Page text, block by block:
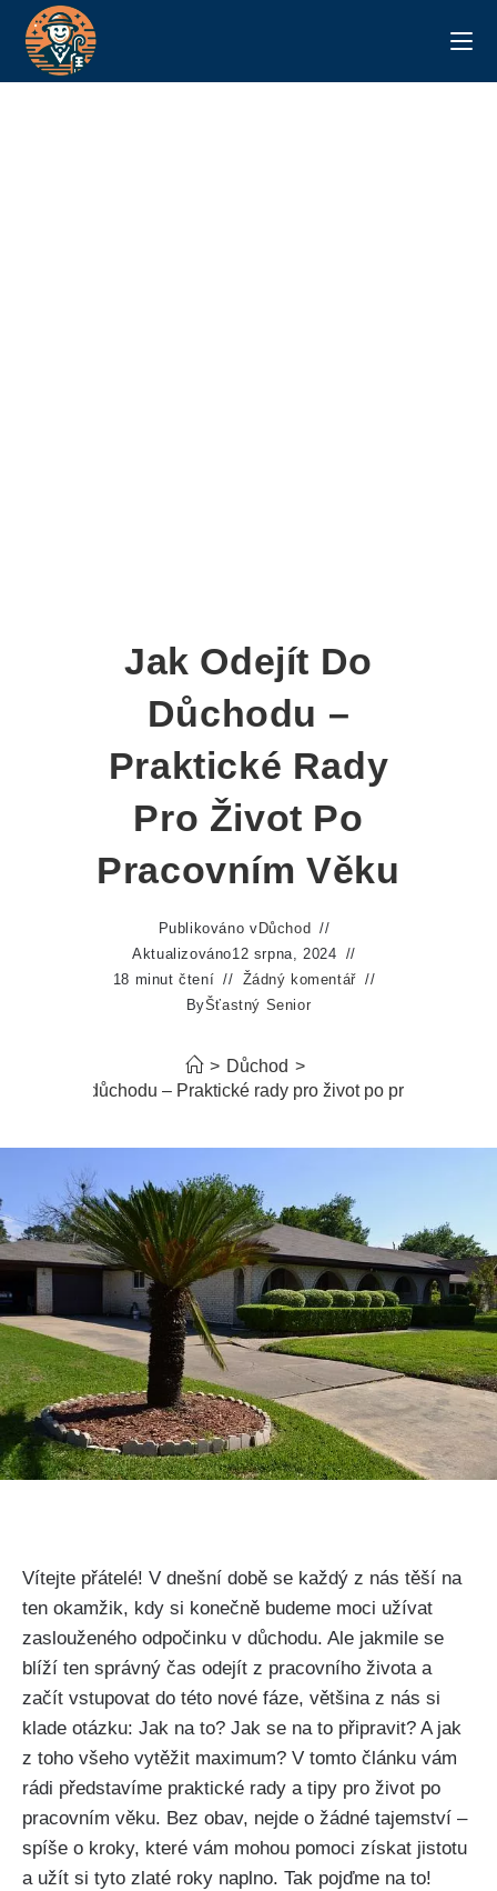
Jak Odejít Do
Důchodu –
Praktické Rady
Pro Život Po
Pracovním Věku
Publikováno v Důchod
Aktualizováno12 srpna, 2024
18 minut čtení
Žádný komentář
ByŠťastný Senior
> Důchod >
odejít do důchodu – Praktické rady pro život po pracovním
Vítejte přátelé! V dnešní době se každý z nás těší na
ten okamžik, kdy si konečně budeme moci užívat
zaslouženého odpočinku v důchodu. Ale jakmile se
blíží ten správný čas odejít z pracovního života a
začít vstupovat do této nové fáze, většina z nás si
klade otázku: Jak na to? Jak se na to připravit? A jak
z toho všeho vytěžit maximum? V tomto článku vám
rádi představíme praktické rady a tipy pro život po
pracovním věku. Bez obav, nejde o žádné tajemství –
spíše o kroky, které vám mohou pomoci získat jistotu
a užít si tyto zlaté roky naplno. Tak pojďme na to!